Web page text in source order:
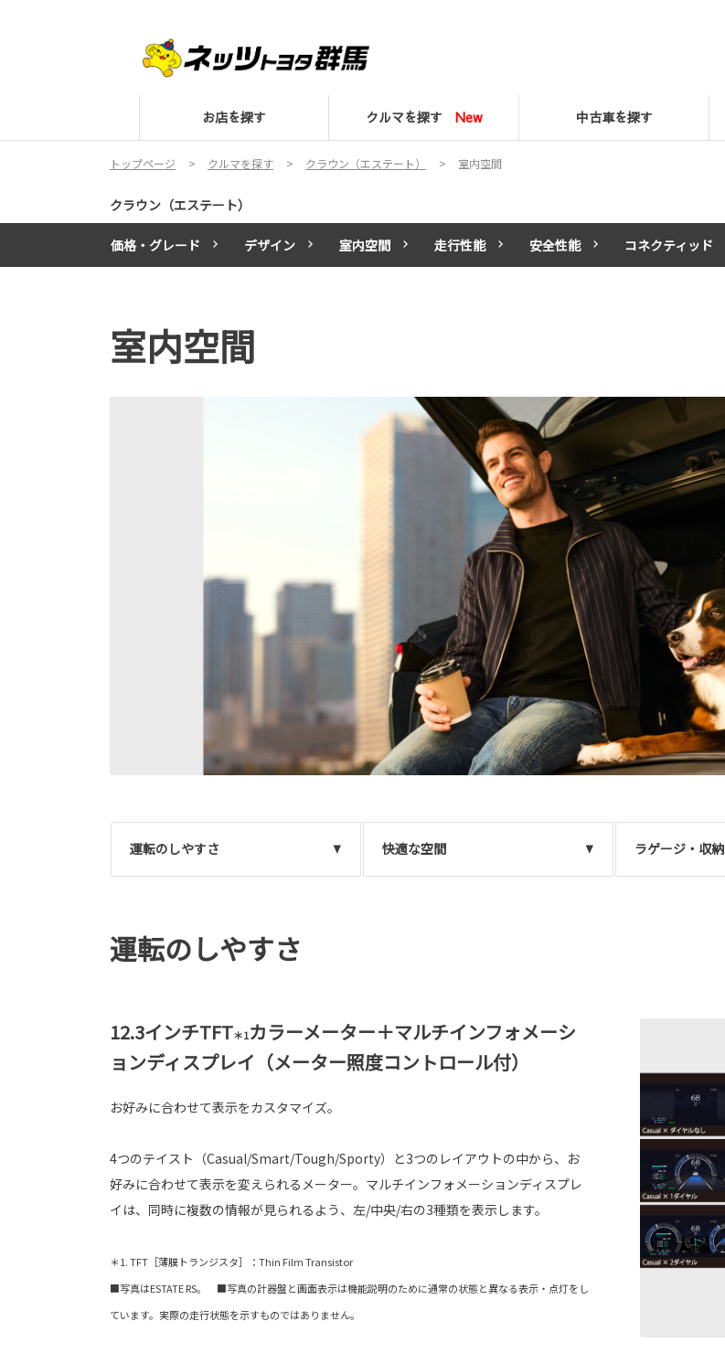
お店を探す クルマを探す New 中古車を探す
トップページ クルマを探す クラウン（エステート） 室内空間
クラウン（エステート）
価格・グレード デザイン 室内空間 走行性能 安全性能 コネクティッド
室内空間
運転のしやすさ 快適な空間 ラゲージ・収納
運転のしやすさ
12.3インチTFT＊1カラーメーター＋マルチインフォメーシ
ョンディスプレイ（メーター照度コントロール付）
お好みに合わせて表示をカスタマイズ。
4つのテイスト（Casual/Smart/Tough/Sporty）と3つのレイアウトの中から、お
好みに合わせて表示を変えられるメーター。マルチインフォメーションディスプレ
イは、同時に複数の情報が見られるよう、左/中央/右の3種類を表示します。
＊1. TFT［薄膜トランジスタ］：Thin Film Transistor
■写真はESTATE RS。 ■写真の計器盤と画面表示は機能説明のために通常の状態と異なる表示・点灯をし
ています。実際の走行状態を示すものではありません。